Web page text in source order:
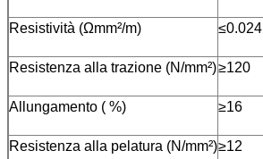
Resistività (Ωmm²/m) ≤0.024
Resistenza alla trazione (N/mm²)≥120
Allungamento ( %) ≥16
Resistenza alla pelatura (N/mm²)≥12